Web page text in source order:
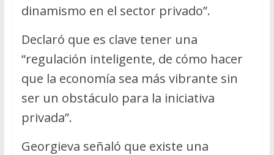
dinamismo en el sector privado”.
Declaró que es clave tener una
“regulación inteligente, de cómo hacer
que la economía sea más vibrante sin
ser un obstáculo para la iniciativa
privada”.
Georgieva señaló que existe una